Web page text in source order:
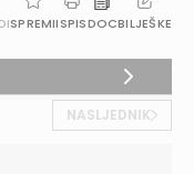
SPREMIISPISDOCBILJEŠKE
NASLJEDNIK